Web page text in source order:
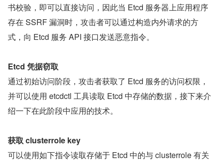
书校验，即可以直接访问，因此当 Etcd 服务器上应用程序
存在 SSRF 漏洞时，攻击者可以通过构造内外请求的方
式，向 Etcd 服务 API 接口发送恶意指令。
Etcd 凭据窃取
通过初始访问阶段，攻击者获取了 Etcd 服务的访问权限，
并可以使用 etcdctl 工具读取 Etcd 中存储的数据，接下来介
绍一下在此阶段中应用的技术。
获取 clusterrole key
可以使用如下指令读取存储于 Etcd 中的与 clusterrole 有关